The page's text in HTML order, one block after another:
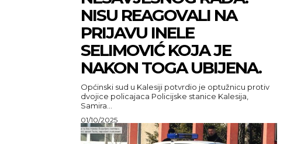
NISU REAGOVALI NA
PRIJAVU INELE
SELIMOVIĆ KOJA JE
NAKON TOGA UBIJENA.
Općinski sud u Kalesiji potvrdio je optužnicu protiv
dvojice policajaca Policijske stanice Kalesija,
Samira...
01/10/2025